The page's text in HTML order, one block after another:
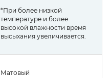
*При более низкой
температуре и более
высокой влажности время
высыхания увеличивается.
Матовый